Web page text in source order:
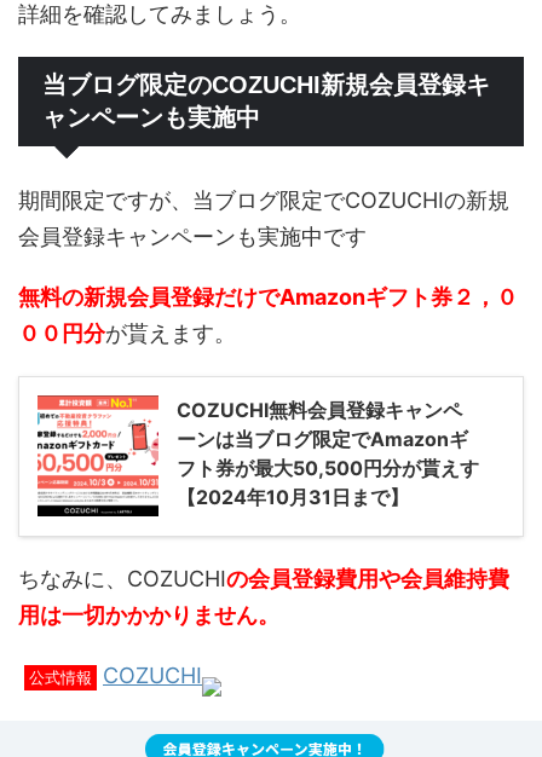
詳細を確認してみましょう。
当ブログ限定のCOZUCHI新規会員登録キ
ャンペーンも実施中
期間限定ですが、当ブログ限定でCOZUCHIの新規
会員登録キャンペーンも実施中です
無料の新規会員登録だけでAmazonギフト券２，０
００円分が貰えます。
COZUCHI無料会員登録キャンペ
ーンは当ブログ限定でAmazonギ
フト券が最大50,500円分が貰えす
【2024年10月31日まで】
ちなみに、COZUCHIの会員登録費用や会員維持費
用は一切かかかりません。
公式情報 COZUCHI